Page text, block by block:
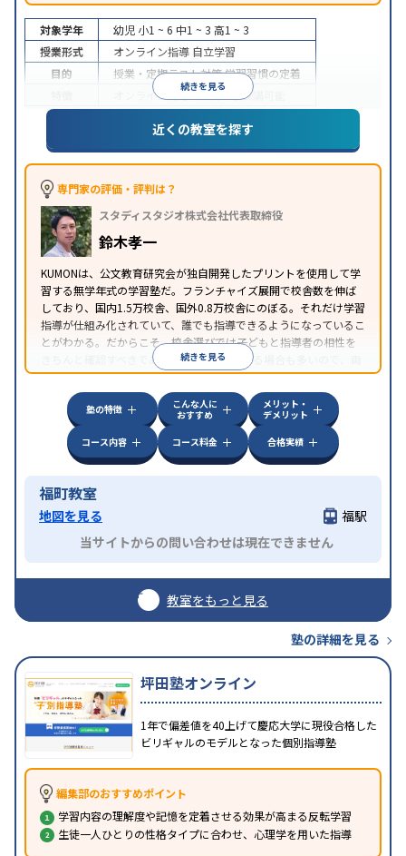
続きを見る
対象学年 幼児 小1 ~ 6 中1 ~ 3 高1 ~ 3
授業形式
オンライン指導 自立学習
目的
授業・定期テスト対策学習習慣の定着
オンライン対応1科目から受講可能
近くの教室を探す
専門家の評価・評判は？
スタディスタジオ株式会社代表取締役
鈴木孝一
KUMONは、公文教育研究会が独自開発したプリントを使用して学
習する無学年式の学習塾だ。フランチャイズ展開で校舎数を伸ば
しており、国内1.5万校舎、国外0.8万校舎にのぼる。それだけ学習
指導が仕組み化されていて、誰でも指導できるようになっているこ
とがわかる。だからこそ、校舎選びでは子どもと指導者の相性を
きちんと確認すべきである。近所に2校舎ある場合も多いので、両
方見学してみることをオススメする。
続きを見る
塾の特徴
こんな人に
おすすめ
メリット・
デメリット
コース内容
コース料金 合格実績
福町教室
地図を見る
福駅
当サイトからの問い合わせは現在できません
教室をもっと見る
塾の詳細を見る
坪田塾オンライン
1年で偏差値を40上げて慶応大学に現役合格した
ビリギャルのモデルとなった個別指導塾
編集部のおすすめポイント
学習内容の理解度や記憶を定着させる効果が高まる反転学習
生徒一人ひとりの性格タイプに合わせ、心理学を用いた指導